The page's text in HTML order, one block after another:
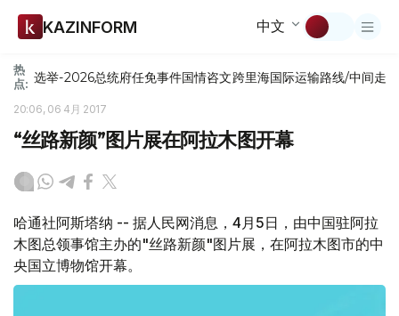
KAZINFORM 中文
热
点: 选举-2026总统府任免事件国情咨文跨里海国际运输路线/中间走廊
20:06, 06 4月 2017
“丝路新颜”图片展在阿拉木图开幕
哈通社阿斯塔纳 -- 据人民网消息，4月5日，由中国驻阿拉
木图总领事馆主办的"丝路新颜"图片展，在阿拉木图市的中
央国立博物馆开幕。